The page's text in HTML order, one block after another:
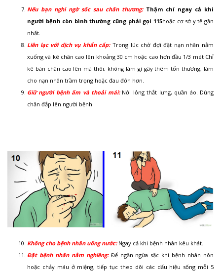
Nếu bạn nghi ngờ sốc sau chấn thương: Thậm chí ngay cả khi
người bệnh còn bình thường cũng phải gọi 115hoặc cơ sở y tế gần
nhất.
Liên lạc với dịch vụ khẩn cấp: Trong lúc chờ đợi đặt nạn nhân nằm
xuống và kê chân cao lên khoảng 30 cm hoặc cao hơn đầu 1/3 mét Chỉ
kê bàn chân cao lên mà thôi, không làm gì gây thêm tổn thương, làm
cho nạn nhân trầm trọng hoặc đau đớn hơn.
Giữ người bệnh ấm và thoải mái: Nới lỏng thắt lưng, quần áo. Dùng
chăn đắp lên người bệnh.
Không cho bệnh nhân uống nước: Ngay cả khi bệnh nhân kêu khát.
Đặt bệnh nhân nằm nghiêng: Để ngăn ngừa sặc khi bệnh nhân nôn
hoặc chảy máu ở miệng, tiếp tục theo dõi các dấu hiệu sống mỗi 5